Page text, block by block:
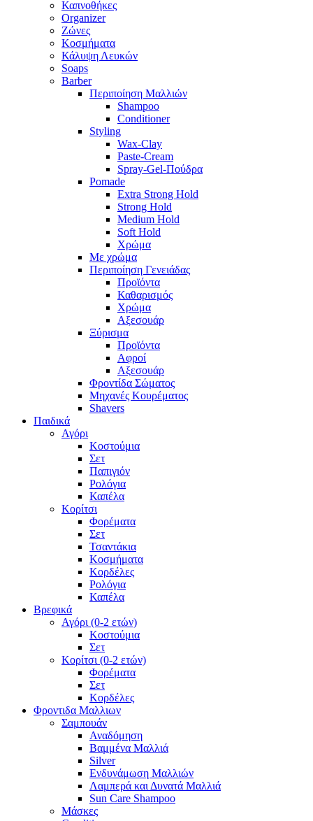
Καπνοθήκες
Organizer
Ζώνες
Κοσμήματα
Κάλυψη Λευκών
Soaps
Barber
Περιποίηση Μαλλιών
Shampoo
Conditioner
Styling
Wax-Clay
Paste-Cream
Spray-Gel-Πούδρα
Pomade
Extra Strong Hold
Strong Hold
Medium Hold
Soft Hold
Χρώμα
Με χρώμα
Περιποίηση Γενειάδας
Προϊόντα
Καθαρισμός
Χρώμα
Αξεσουάρ
Ξύρισμα
Προϊόντα
Αφροί
Αξεσουάρ
Φροντίδα Σώματος
Μηχανές Κουρέματος
Shavers
Παιδικά
Αγόρι
Κοστούμια
Σετ
Παπιγιόν
Ρολόγια
Καπέλα
Κορίτσι
Φορέματα
Σετ
Τσαντάκια
Κοσμήματα
Κορδέλες
Ρολόγια
Καπέλα
Βρεφικά
Αγόρι (0-2 ετών)
Κοστούμια
Σετ
Κορίτσι (0-2 ετών)
Φορέματα
Σετ
Κορδέλες
Φροντιδα Μαλλιων
Σαμπουάν
Αναδόμηση
Βαμμένα Μαλλιά
Silver
Ενδυνάμωση Μαλλιών
Λαμπερά και Δυνατά Μαλλιά
Sun Care Shampoo
Μάσκες